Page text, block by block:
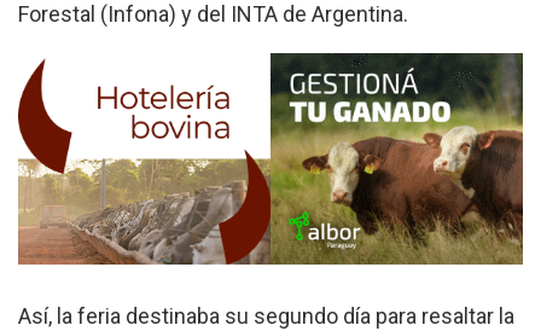
Forestal (Infona) y del INTA de Ar­gentina.
Así, la feria destinaba su segundo día para resaltar la